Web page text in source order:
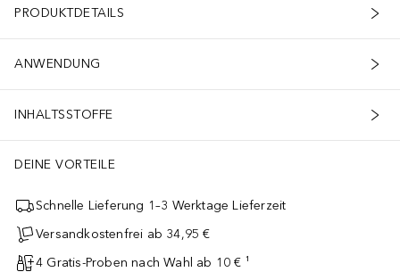
PRODUKTDETAILS
ANWENDUNG
INHALTSSTOFFE
DEINE VORTEILE
Schnelle Lieferung 1–3 Werktage Lieferzeit
Versandkostenfrei ab 34,95 €
4 Gratis-Proben nach Wahl ab 10 € ¹